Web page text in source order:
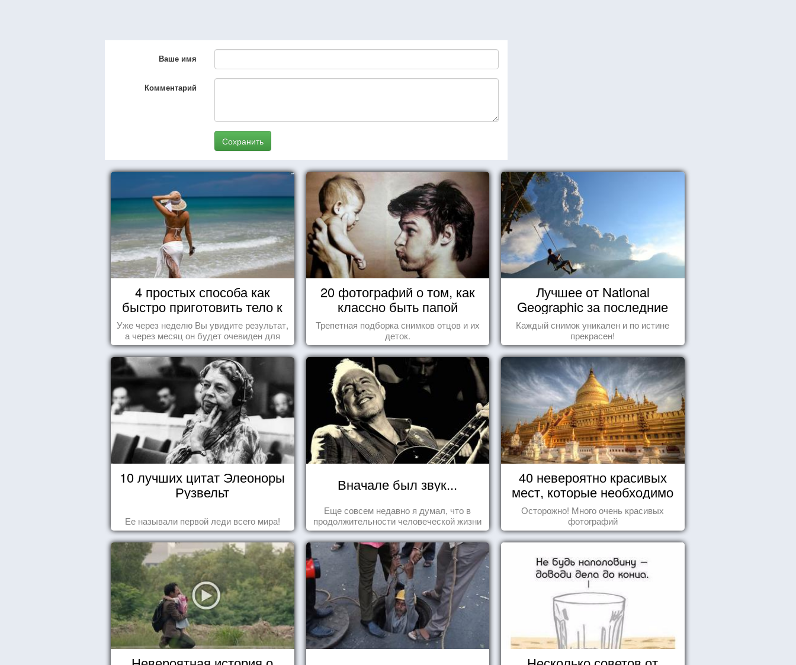
Ваше имя
Комментарий
Сохранить
4 простых способа как
быстро приготовить тело к
морю
Уже через неделю Вы увидите результат,
а через месяц он будет очевиден для
всех!
20 фотографий о том, как
классно быть папой
Трепетная подборка снимков отцов и их
деток.
Лучшее от National
Geographic за последние
пару лет
Каждый снимок уникален и по истине
прекрасен!
10 лучших цитат Элеоноры
Рузвельт
Ее называли первой леди всего мира!
Вначале был звук...
Еще совсем недавно я думал, что в
продолжительности человеческой жизни
заложена какая-то ошибка.
40 невероятно красивых
мест, которые необходимо
увидеть пока вы живы
Осторожно! Много очень красивых
фотографий